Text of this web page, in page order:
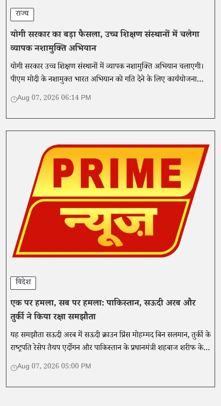
राज्य
योगी सरकार का बड़ा फैसला, उच्च शिक्षण संस्थानों में चलेगा
व्यापक नशामुक्ति अभियान
योगी सरकार उच्च शिक्षण संस्थानों में व्यापक नशामुक्ति अभियान चलाएगी।
पीएम मोदी के नशामुक्त भारत अभियान को गति देने के लिए कार्ययोजना
तैयार।
Aug 07, 2026 06:14 PM
विदेश
एक पर हमला, सब पर हमला: पाकिस्तान, सऊदी अरब और
तुर्की ने किया रक्षा समझौता
यह समझौता सऊदी अरब में सऊदी क्राउन प्रिंस मोहम्मद बिन सलमान, तुर्की के
राष्ट्रपति रेसेप तैयप एर्दोगन और पाकिस्तान के प्रधानमंत्री शहबाज शरीफ के
बीच हुई बैठक के दौरान संपन्न हुआ।
Aug 07, 2026 05:00 PM